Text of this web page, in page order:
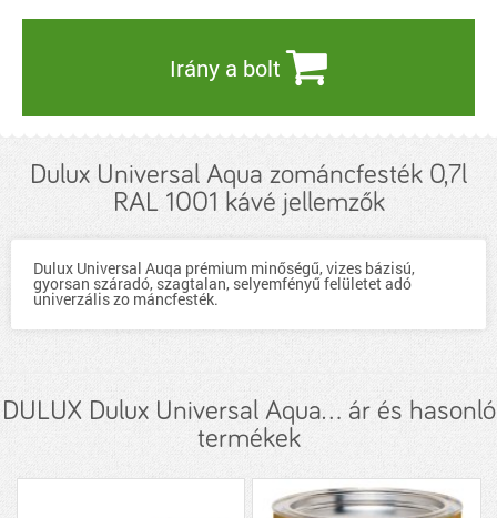
Irány a bolt
Dulux Universal Aqua zománcfesték 0,7l
RAL 1001 kávé jellemzők
Dulux Universal Auqa prémium minőségű, vizes bázisú,
gyorsan száradó, szagtalan, selyemfényű felületet adó
univerzális zo máncfesték.
DULUX Dulux Universal Aqua... ár és hasonló
termékek